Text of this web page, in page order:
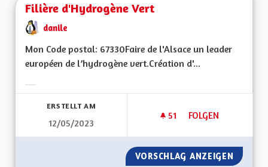
Filière d'Hydrogène Vert
danile
Mon Code postal: 67330Faire de l'Alsace un leader
européen de l’hydrogène vert.Création d'...
ERSTELLT AM
12/05/2023
51 51 FOLLOWER
FOLGEN
FILIÈRE
VORSCHLAG ANZEIGEN